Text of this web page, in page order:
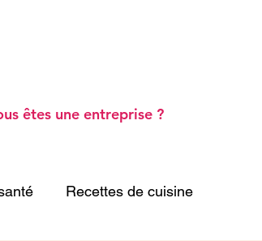
êtes une entreprise ?
Recettes de cuisine